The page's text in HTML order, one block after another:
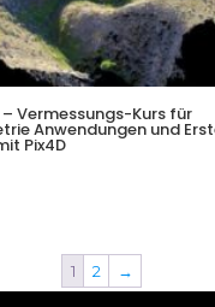
Vermessungs-Kurs für
Anwendungen und
Pix4D
1 2 →